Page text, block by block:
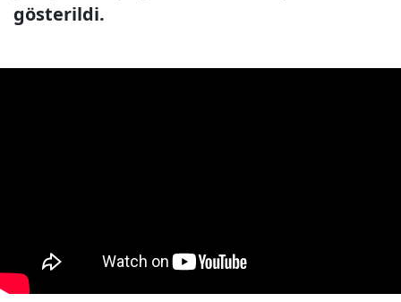
gösterildi.